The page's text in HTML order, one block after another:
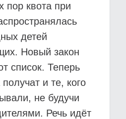
пор квота при
детей
Новый закон
список. Теперь
и те, кого
не будучи
Речь идёт